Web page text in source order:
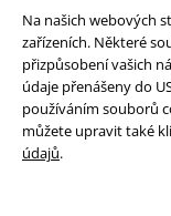
Na našich webových
zařízeních. Některé
přizpůsobení vašich
údaje přenášeny do
používáním souborů
můžete upravit také
údajů.
EMP Suomi
EMP United
EMP Danmark
EMP Österreich
Large Belgique